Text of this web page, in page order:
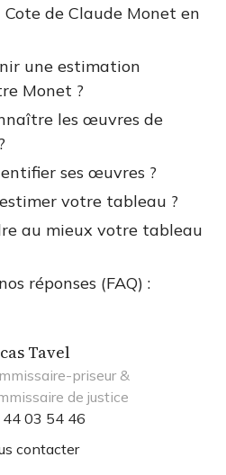
de Claude Monet en
une estimation
Monet ?
les œuvres de
ses œuvres ?
votre tableau ?
au mieux votre tableau
réponses (FAQ) :
Tavel
priseur &
de justice
03 54 46
contacter